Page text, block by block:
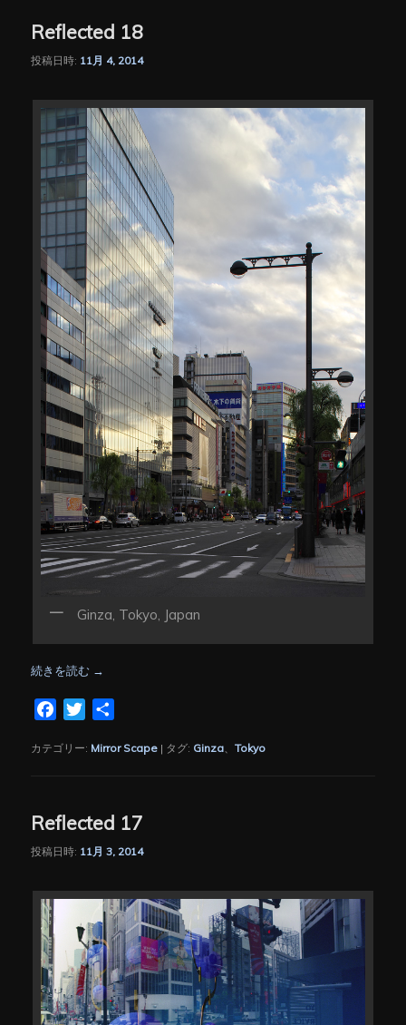
Reflected 18
投稿日時: 11月 4, 2014
Ginza, Tokyo, Japan
続きを読む →
FacebookTwitter
カテゴリー: Mirror Scape | タグ: Ginza、Tokyo
Reflected 17
投稿日時: 11月 3, 2014